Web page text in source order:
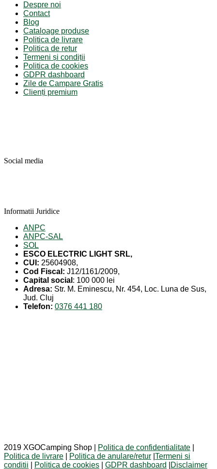
Despre noi
Contact
Blog
Cataloage produse
Politica de livrare
Politica de retur
Termeni și condiții
Politica de cookies
GDPR dashboard
Zile de Campare Gratis
Clienți premium
Social media
Informatii Juridice
ANPC
ANPC-SAL
SOL
ESCO ELECTRIC LIGHT SRL,
CUI: 25604908,
Cod Fiscal: J12/1161/2009,
Capital social : 100 000 lei
Adresa: Str. M. Eminescu, Nr. 454, Loc. Luna de Sus,
Jud. Cluj
Telefon: 0376 441 180
2019 XGOCamping Shop | Politica de confidentialitate
Politica de livrare
Politica de anulare/retur Termeni si
conditii
Politica de cookies GDPR dashboard Disclaimer